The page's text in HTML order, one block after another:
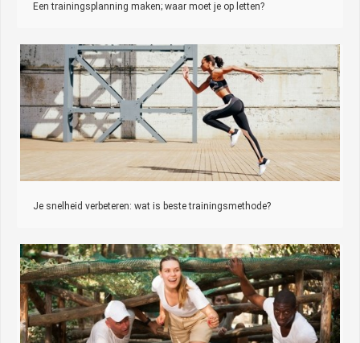
Een trainingsplanning maken; waar moet je op letten?
Je snelheid verbeteren: wat is beste trainingsmethode?